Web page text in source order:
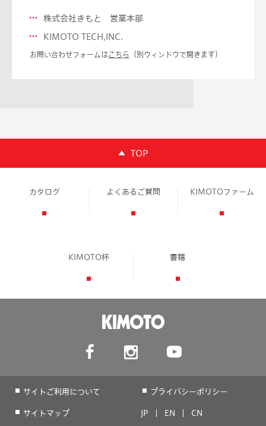
株式会社きもと 営業本部
KIMOTO TECH,INC.
お問い合わせフォームはこちら （別ウィンドウで開きます）
TOP
カタログ よくあるご質問 KIMOTOファーム
KIMOTO杯 書籍
サイトご利用について
プライバシーポリシー
サイトマップ
JP EN CN